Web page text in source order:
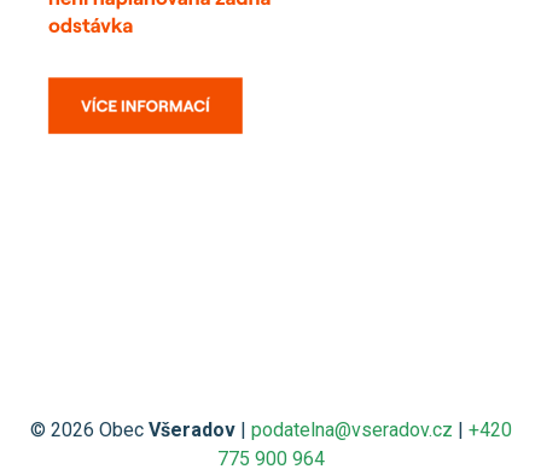
© 2026 Obec Všeradov| podatelna@vseradov.cz | +420
775 900 964